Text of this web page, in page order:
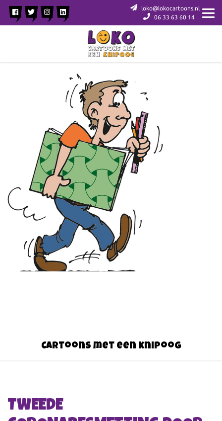
loko@lokocartoons.nl
06 33 63 60 14
Cartoons met een knipoog
TWEEDE